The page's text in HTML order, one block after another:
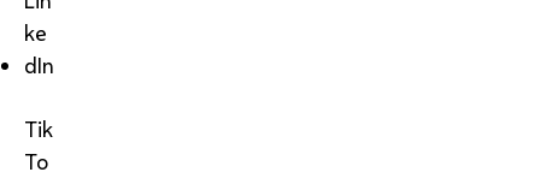
ke
dIn
Tik
To